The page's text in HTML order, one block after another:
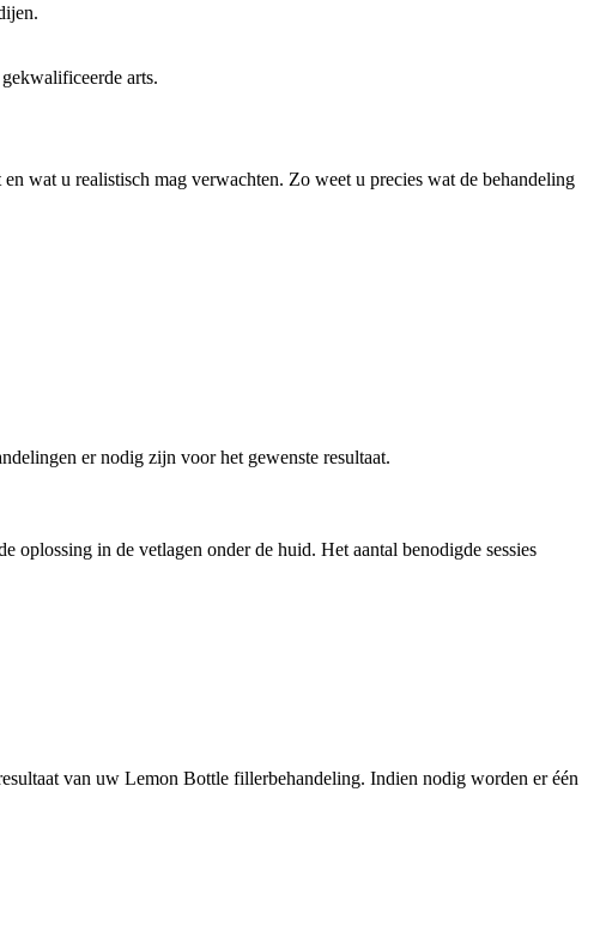
arts.
wat u realistisch mag verwachten. Zo weet u precies wat de behandeling
er nodig zijn voor het gewenste resultaat.
in de vetlagen onder de huid. Het aantal benodigde sessies
van uw Lemon Bottle fillerbehandeling. Indien nodig worden er één